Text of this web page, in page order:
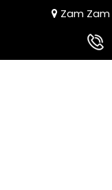
Zam Zam